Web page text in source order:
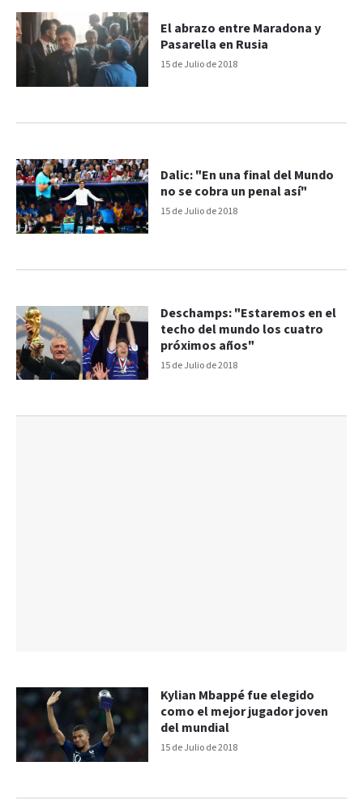
15 de Julio de 2018
El abrazo entre Maradona y
Pasarella en Rusia
15 de Julio de 2018
Dalic: "En una final del Mundo
no se cobra un penal así"
15 de Julio de 2018
Deschamps: "Estaremos en el
techo del mundo los cuatro
próximos años"
15 de Julio de 2018
Kylian Mbappé fue elegido
como el mejor jugador joven
del mundial